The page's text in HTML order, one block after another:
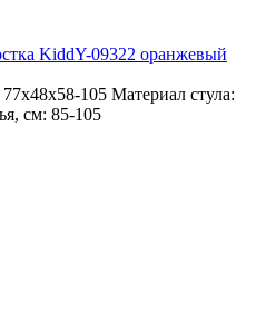
KiddY-09322 оранжевый
77х48х58-105 Материал стула:
см: 85-105